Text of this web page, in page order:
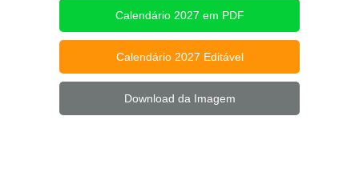
Calendário 2027 em PDF
Calendário 2027 Editável
Download da Imagem